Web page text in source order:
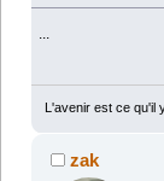
L'avenir est ce qu'il
zak